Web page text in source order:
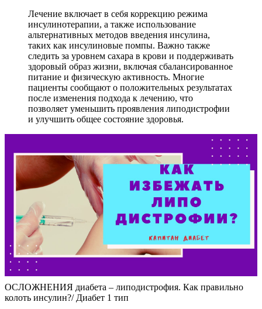
Лечение включает в себя коррекцию режима
инсулинотерапии, а также использование
альтернативных методов введения инсулина,
таких как инсулиновые помпы. Важно также
следить за уровнем сахара в крови и поддерживать
здоровый образ жизни, включая сбалансированное
питание и физическую активность. Многие
пациенты сообщают о положительных результатах
после изменения подхода к лечению, что
позволяет уменьшить проявления липодистрофии
и улучшить общее состояние здоровья.
ОСЛОЖНЕНИЯ диабета – липодистрофия. Как правильно
колоть инсулин?/ Диабет 1 тип